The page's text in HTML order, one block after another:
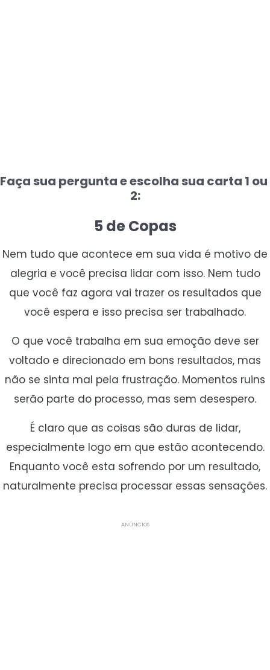
Faça sua pergunta e escolha sua carta 1 ou
2:
5 de Copas
Nem tudo que acontece em sua vida é motivo de
alegria e você precisa lidar com isso. Nem tudo
que você faz agora vai trazer os resultados que
você espera e isso precisa ser trabalhado.
O que você trabalha em sua emoção deve ser
voltado e direcionado em bons resultados, mas
não se sinta mal pela frustração. Momentos ruins
serão parte do processo, mas sem desespero.
É claro que as coisas são duras de lidar,
especialmente logo em que estão acontecendo.
Enquanto você esta sofrendo por um resultado,
naturalmente precisa processar essas sensações.
ANÚNCIOS